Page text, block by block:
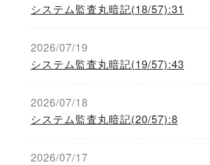
システム監査丸暗記(18/57):31
2026/07/19
システム監査丸暗記(19/57):43
2026/07/18
システム監査丸暗記(20/57):8
2026/07/17